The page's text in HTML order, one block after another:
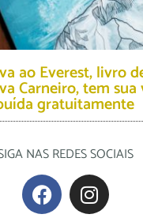
ao Everest, livro
Carneiro, tem sua
gratuitamente
NAS REDES SOCIAIS